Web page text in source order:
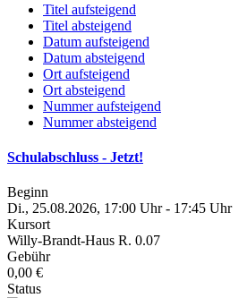
Titel aufsteigend
Titel absteigend
Datum aufsteigend
Datum absteigend
Ort aufsteigend
Ort absteigend
Nummer aufsteigend
Nummer absteigend
Schulabschluss - Jetzt!
Beginn
Di., 25.08.2026, 17:00 Uhr - 17:45 Uhr
Kursort
Willy-Brandt-Haus R. 0.07
Gebühr
0,00 €
Status